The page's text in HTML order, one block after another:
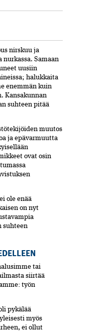
nirskuu ja
nurkassa. Samaan
uusiin
halukkaita
enemmän kuin
Kansakunnan
suhteen pitää
muutos
ja epävarmuutta
ovat osin
ole enää
on nyt
suhteen
tai
siirtää
työn
pykälää
myös
ei ollut